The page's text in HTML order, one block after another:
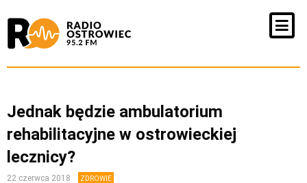
Jednak będzie ambulatorium
rehabilitacyjne w ostrowieckiej
lecznicy?
22 czerwca 2018 ZDROWIE